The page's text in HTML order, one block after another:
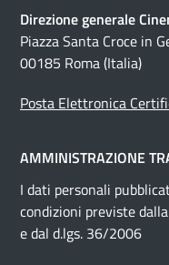
Direzione generale
Piazza Santa Croce in
00185 Roma (Italia)
Posta Elettronica
AMMINISTRAZIONE
I dati personali
condizioni previste
e dal d.lgs. 36/2006